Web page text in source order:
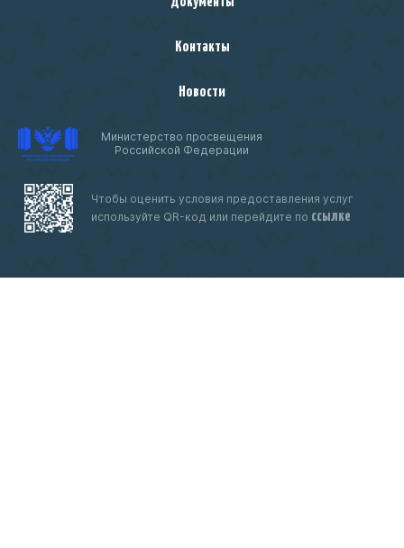
Контакты
Новости
Министерство просвещения
Российской Федерации
Чтобы оценить условия предоставления услуг
используйте QR-код или перейдите по ссылке